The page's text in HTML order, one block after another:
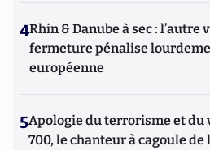
4Rhin & Danube à sec : l’autre
fermeture pénalise
européenne
5Apologie du terrorisme et du
700, le chanteur à cagoule de